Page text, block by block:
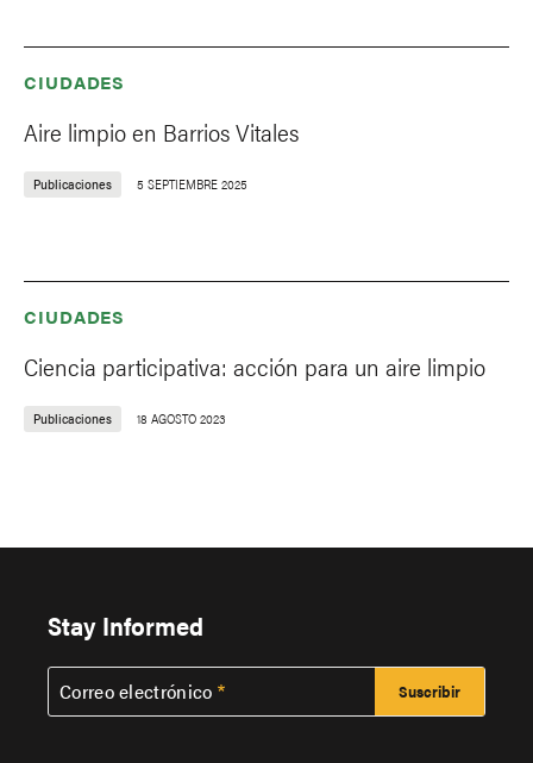
CIUDADES
Aire limpio en Barrios Vitales
Publicaciones 5 SEPTIEMBRE 2025
CIUDADES
Ciencia participativa: acción para un aire limpio
Publicaciones 18 AGOSTO 2023
Stay Informed
Correo electrónico